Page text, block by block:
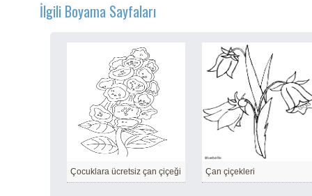
İlgili Boyama Sayfaları
Çocuklara ücretsiz çan çiçeği Çan çiçekleri